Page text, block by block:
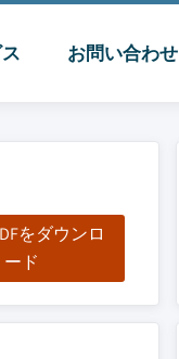
お問い合わせ
をダウンロ
ード